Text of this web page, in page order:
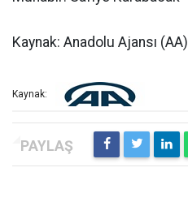
Kaynak: Anadolu Ajansı (AA)
Kaynak: